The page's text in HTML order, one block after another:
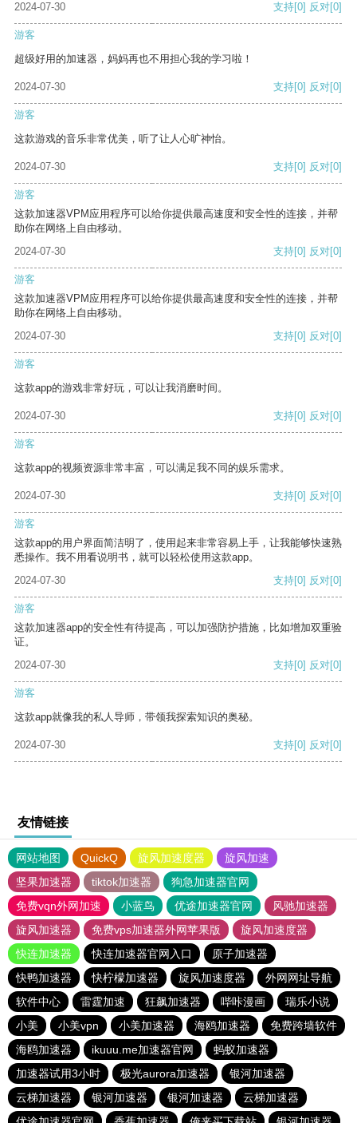
2024-07-30 支持[0] 反对[0]
游客
超级好用的加速器，妈妈再也不用担心我的学习啦！
2024-07-30 支持[0] 反对[0]
游客
这款游戏的音乐非常优美，听了让人心旷神怡。
2024-07-30 支持[0] 反对[0]
游客
这款加速器VPM应用程序可以给你提供最高速度和安全性的连接，并帮
助你在网络上自由移动。
2024-07-30
支持[0] 反对[0]
游客
这款加速器VPM应用程序可以给你提供最高速度和安全性的连接，并帮
助你在网络上自由移动。
2024-07-30
支持[0] 反对[0]
游客
这款app的游戏非常好玩，可以让我消磨时间。
2024-07-30 支持[0] 反对[0]
游客
这款app的视频资源非常丰富，可以满足我不同的娱乐需求。
2024-07-30 支持[0] 反对[0]
游客
这款app的用户界面简洁明了，使用起来非常容易上手，让我能够快速熟
悉操作。我不用看说明书，就可以轻松使用这款app。
2024-07-30
支持[0] 反对[0]
游客
这款加速器app的安全性有待提高，可以加强防护措施，比如增加双重验
证。
2024-07-30
支持[0] 反对[0]
游客
这款app就像我的私人导师，带领我探索知识的奥秘。
2024-07-30 支持[0] 反对[0]
友情链接
网站地图 QuickQ 旋风加速度器
旋风加速
坚果加速器
tiktok加速器
狗急加速器官网
免费vqn外网加速
小蓝鸟 优途加速器官网
风驰加速器
旋风加速器
免费vps加速器外网苹果版
旋风加速度器
快连加速器
快连加速器官网入口
原子加速器
快鸭加速器
快柠檬加速器 旋风加速度器
外网网址导航
软件中心
雷霆加速 狂飙加速器 哔咔漫画
瑞乐小说
小美
小美vpn 小美加速器 海鸥加速器
免费跨墙软件
海鸥加速器
ikuuu.me加速器官网
蚂蚁加速器
加速器试用3小时
极光aurora加速器
银河加速器
云梯加速器
银河加速器 银河加速器
云梯加速器